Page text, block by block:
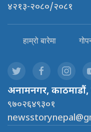
४२१३-२०८०/२०८१
हाम्रो बारेमा
अनामनगर,
९७०२६४९३०१